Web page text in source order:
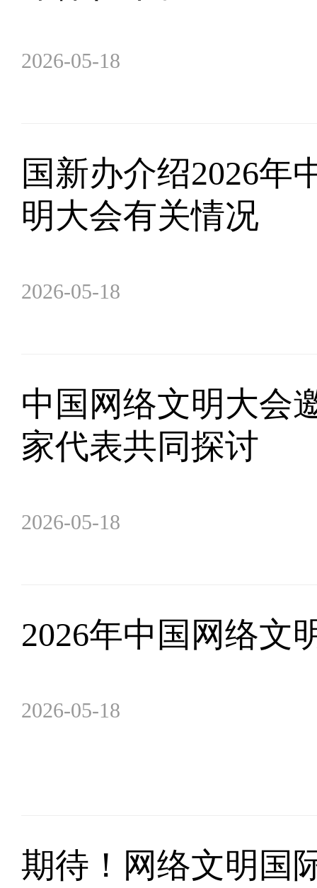
2026-05-18
国新办介绍2026年
明大会有关情况
2026-05-18
中国网络文明大会
家代表共同探讨
2026-05-18
2026年中国网络文
2026-05-18
期待！网络文明国